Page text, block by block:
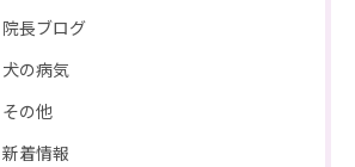
院長ブログ
犬の病気
その他
新着情報